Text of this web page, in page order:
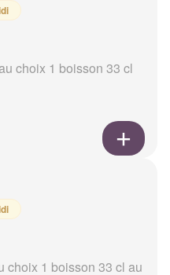
choix 1 boisson 33 cl
choix 1 boisson 33 cl au